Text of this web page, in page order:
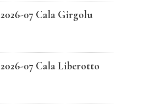
2026-07 Cala Girgolu
2026-07 Cala Liberotto